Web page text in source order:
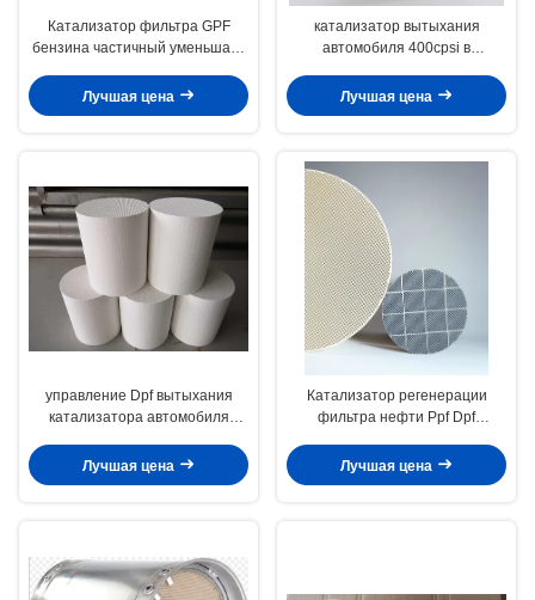
Катализатор фильтра GPF
бензина частичный уменьшает
премьер-министра бензина
Лучшая цена
катализатор вытыхания
автомобиля 400cpsi в
нефти пассивной
Лучшая цена
управление Dpf вытыхания
катализатора автомобиля
автомобилей нефти
Лучшая цена
Катализатор регенерации
фильтра нефти Ppf Dpf
автомобиля
Лучшая цена